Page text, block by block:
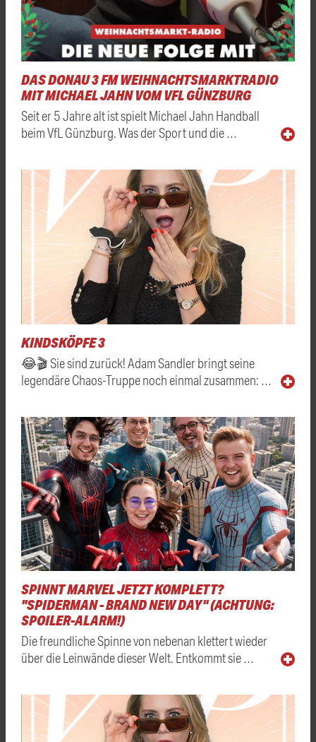
DAS DONAU 3 FM WEIHNACHTSMARKTRADIO
MIT MICHAEL JAHN VOM VFL GÜNZBURG
Seit er 5 Jahre alt ist spielt Michael Jahn Handball
beim VfL Günzburg. Was der Sport und die …
KINDSKÖPFE 3
😂🎬 Sie sind zurück! Adam Sandler bringt seine
legendäre Chaos-Truppe noch einmal zusammen: …
SPINNT MARVEL JETZT KOMPLETT?
"SPIDERMAN - BRAND NEW DAY" (ACHTUNG:
SPOILER-ALARM!)
Die freundliche Spinne von nebenan klettert wieder
über die Leinwände dieser Welt. Entkommt sie …